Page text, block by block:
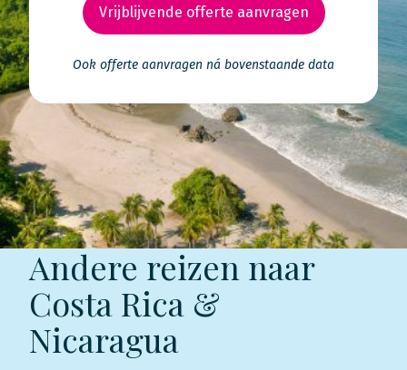
Vrijblijvende offerte aanvragen
Ook offerte aanvragen ná bovenstaande data
Andere reizen naar
Costa Rica &
Nicaragua